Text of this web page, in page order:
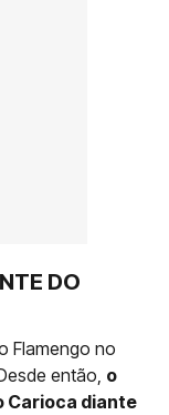
DO
Flamengo no
então, o
Carioca diante